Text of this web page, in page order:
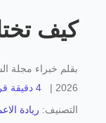
كيف
بقلم خبراء مجلة
2026
| 4 دقيقة قراءة
التصنيف: ريادة